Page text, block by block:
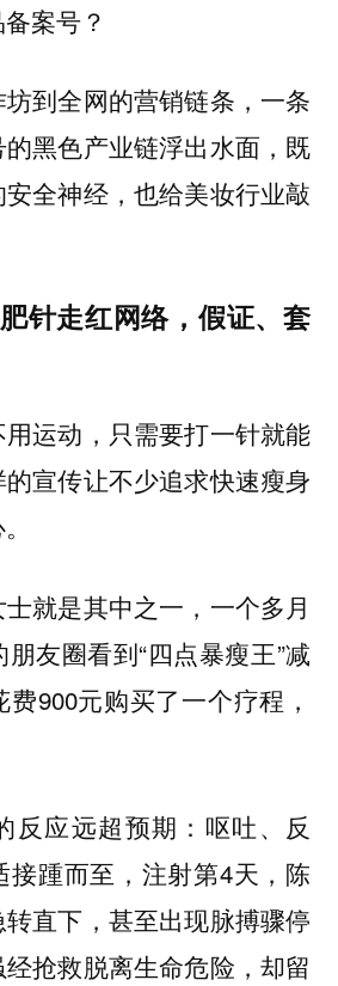
案号？
到全网的营销链条，一条
黑色产业链浮出水面，既
全神经，也给美妆行业敲
针走红网络，假证、套
运动，只需要打一针就能
宣传让不少追求快速瘦身
就是其中之一，一个多月
友圈看到“四点暴瘦王”减
900元购买了一个疗程，
反应远超预期：呕吐、反
接踵而至，注射第4天，陈
直下，甚至出现脉搏骤停
抢救脱离生命危险，却留